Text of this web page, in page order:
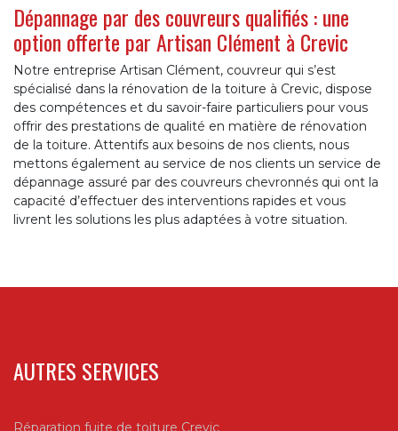
Dépannage par des couvreurs qualifiés : une
option offerte par Artisan Clément à Crevic
Notre entreprise Artisan Clément, couvreur qui s’est
spécialisé dans la rénovation de la toiture à Crevic, dispose
des compétences et du savoir-faire particuliers pour vous
offrir des prestations de qualité en matière de rénovation
de la toiture. Attentifs aux besoins de nos clients, nous
mettons également au service de nos clients un service de
dépannage assuré par des couvreurs chevronnés qui ont la
capacité d’effectuer des interventions rapides et vous
livrent les solutions les plus adaptées à votre situation.
AUTRES SERVICES
Réparation fuite de toiture Crevic